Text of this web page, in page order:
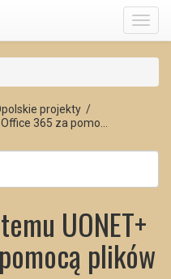
projekty /
365 za pomo…
UONET+
plików